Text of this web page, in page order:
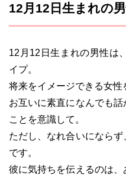
12月12日生まれの
12月12日生まれの男性は
イプ。
将来をイメージできる女性
お互いに素直になんでも話
ことを意識して。
ただし、なれ合いになら
です。
彼に気持ちを伝えるのは